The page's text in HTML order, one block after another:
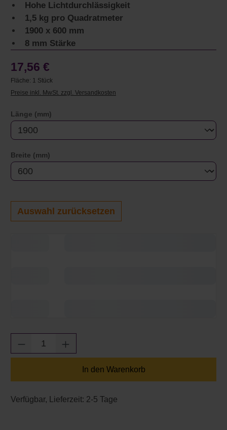
Hohe Lichtdurchlässigkeit
1,5 kg pro Quadratmeter
1900 x 600 mm
8 mm Stärke
17,56 €
Fläche: 1 Stück
Preise inkl. MwSt. zzgl. Versandkosten
Länge (mm)
Breite (mm)
Auswahl zurücksetzen
Produkt Anzahl: Gib den gewünschten
In den Warenkorb
Verfügbar, Lieferzeit: 2-5 Tage